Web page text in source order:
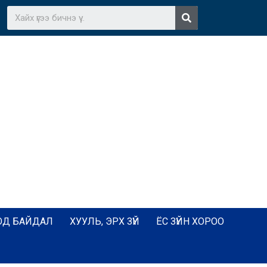
БАЙДАЛ ХУУЛЬ, ЭРХ ЗҮЙ ЁС ЗҮЙН ХОРОО